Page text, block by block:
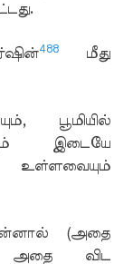
488
மீது
பூமியில்
இடையே
உள்ளவையும்
(அதை
அதை விட